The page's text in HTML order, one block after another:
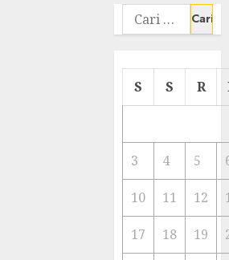
Cari
untuk:
S S R
3 4 5
10 11 12
17 18 19